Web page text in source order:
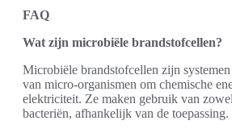
FAQ
Wat zijn microbiële brandstofcellen?
Microbiële brandstofcellen zijn
van micro-organismen om chemische
elektriciteit. Ze maken gebruik van
bacteriën, afhankelijk van de toepassing.